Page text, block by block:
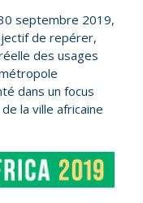
septembre 2019,
de repérer,
des usages
dans un focus
la ville africaine